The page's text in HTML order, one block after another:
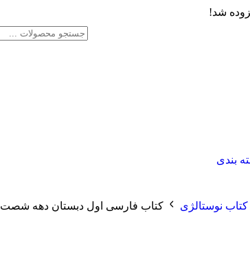
شد!
بندی
کتاب نوستالژی کتاب فارسی اول دبستان دهه شصت